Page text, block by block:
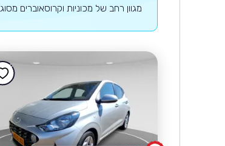
מגוון רחב של מכוניות וקרוסאוברים